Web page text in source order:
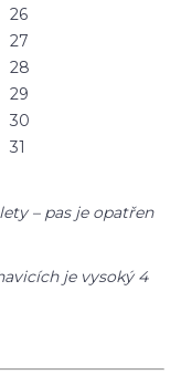
26
27
28
29
30
31
– pas je opatřen
je vysoký 4